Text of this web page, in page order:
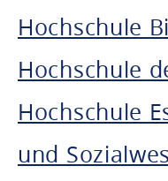
Hochschule
Hochschule
Hochschule
und